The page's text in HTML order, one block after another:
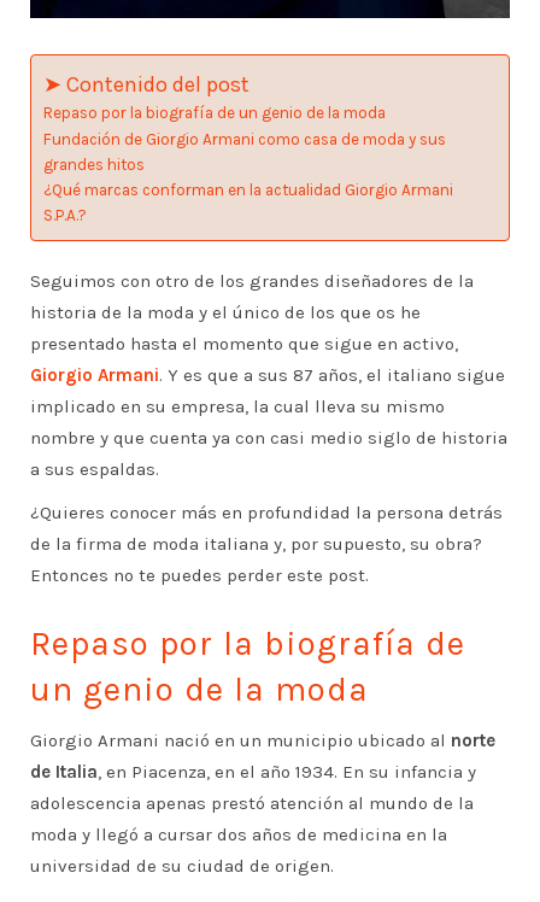
➤ Contenido del post
Repaso por la biografía de un genio de la moda
Fundación de Giorgio Armani como casa de moda y sus
grandes hitos
¿Qué marcas conforman en la actualidad Giorgio Armani
S.P.A.?
Seguimos con otro de los grandes diseñadores de la
historia de la moda y el único de los que os he
presentado hasta el momento que sigue en activo,
Giorgio Armani. Y es que a sus 87 años, el italiano sigue
implicado en su empresa, la cual lleva su mismo
nombre y que cuenta ya con casi medio siglo de historia
a sus espaldas.
¿Quieres conocer más en profundidad la persona detrás
de la firma de moda italiana y, por supuesto, su obra?
Entonces no te puedes perder este post.
Repaso por la biografía de
un genio de la moda
Giorgio Armani nació en un municipio ubicado al norte
de Italia, en Piacenza, en el año 1934. En su infancia y
adolescencia apenas prestó atención al mundo de la
moda y llegó a cursar dos años de medicina en la
universidad de su ciudad de origen.